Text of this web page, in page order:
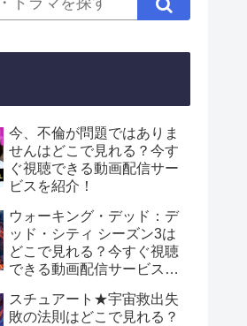
今、不倫が問題ではありま
せんはどこで見れる？今す
ぐ視聴できる動画配信サー
ビスを紹介！
ウォーキング・デッド：デ
ッド・シティ シーズン3は
どこで見れる？今すぐ視聴
できる動画配信サービスを
スチュアート★宇宙救出失
敗の法則はどこで見れる？